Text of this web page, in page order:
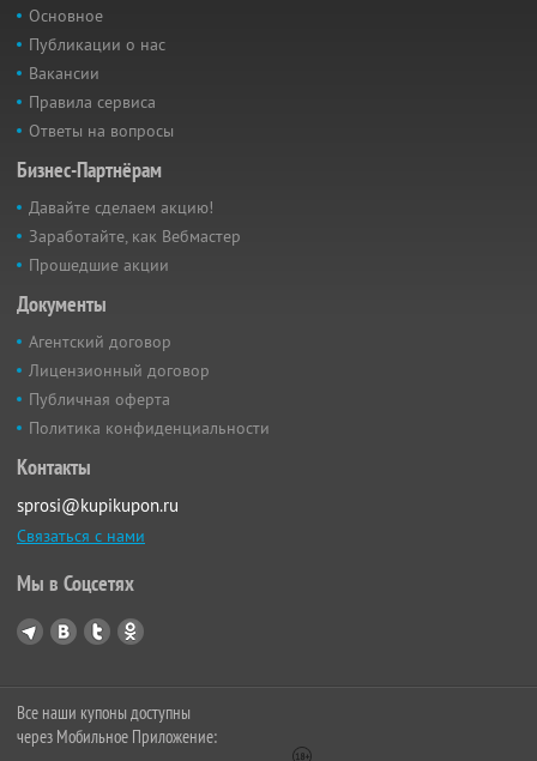
Основное
Публикации о нас
Вакансии
Правила сервиса
Ответы на вопросы
Бизнес-Партнёрам
Давайте сделаем акцию!
Заработайте, как Вебмастер
Прошедшие акции
Документы
Агентский договор
Лицензионный договор
Публичная оферта
Политика конфиденциальности
Контакты
sprosi@kupikupon.ru
Связаться с нами
Мы в Соцсетях
Все наши купоны доступны
через Мобильное Приложение: